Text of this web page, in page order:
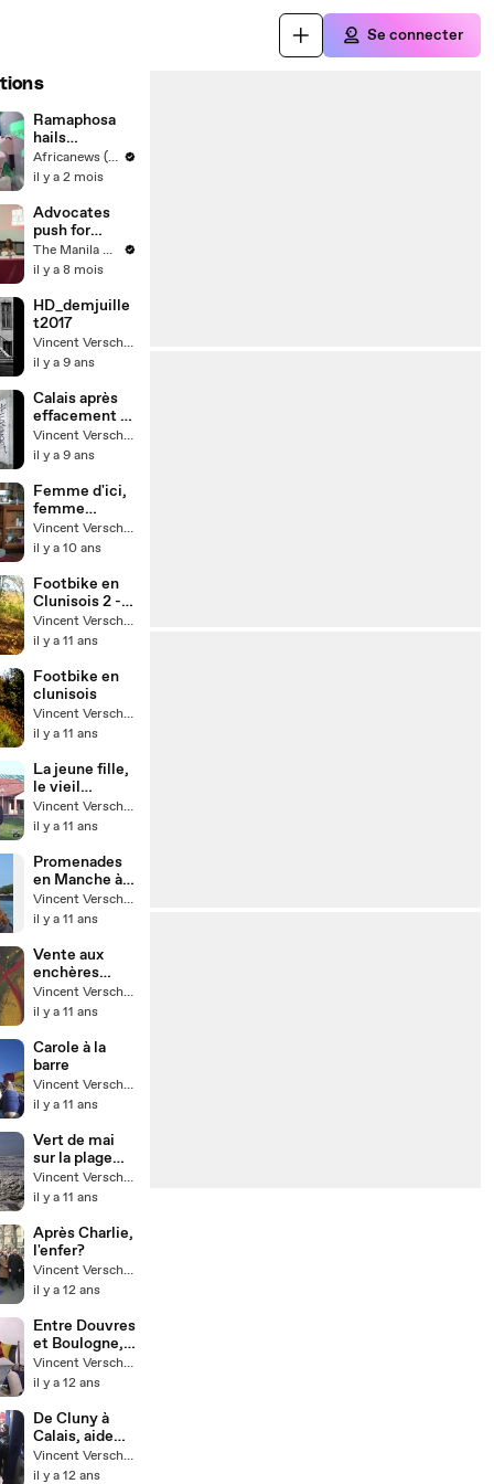
Se connecter
Ramaphosa
hails
Lenacapavir
roll out as
in HIV fight
Africanews (in English)
il y a 2 mois
Advocates
push for
transformatio
n in AIDS
The Manila Times
il y a 8 mois
HD_demjuille
t2017
Vincent Verschoore
il y a 9 ans
Calais après
effacement -
noyau doux Vincent Verschoore
il y a 9 ans
Femme d'ici,
femme
d'ailleurs.
Présentation
Vincent Verschoore
il y a 10 ans
Footbike en
Clunisois 2 -
parcours
mixte
Vincent Verschoore
il y a 11 ans
Footbike en
clunisois
Vincent Verschoore
il y a 11 ans
La jeune fille,
le vieil
homme et les
graines
Vincent Verschoore
il y a 11 ans
Promenades
en Manche à
bord de Drago
Vincent Verschoore
il y a 11 ans
Vente aux
enchères
d'oeuvres
d'art au profit
Vincent Verschoore
il y a 11 ans
Carole à la
barre
Vincent Verschoore
il y a 11 ans
Vert de mai
sur la plage
d'Ecault (62)Vincent Verschoore
il y a 11 ans
Après Charlie,
l'enfer?
Vincent Verschoore
il y a 12 ans
Entre Douvres
et Boulogne,
23 novembre
2014
Vincent Verschoore
il y a 12 ans
De Cluny à
Calais, aide
aux migrantsVincent Verschoore
il y a 12 ans